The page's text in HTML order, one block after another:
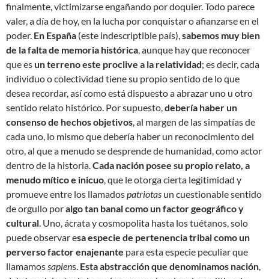
finalmente, victimizarse engañando por doquier. Todo parece
valer, a día de hoy, en la lucha por conquistar o afianzarse en el
poder. En España (este indescriptible país),sabemos muy bien
de la falta de memoria histórica, aunque hay que reconocer
que esun terreno este proclive a la relatividad; es decir, cada
individuo o colectividad tiene su propio sentido de lo que
desea recordar, así como está dispuesto a abrazar uno u otro
sentido relato histórico. Por supuesto,debería haber un
consenso de hechos objetivos, al margen de las simpatías de
cada uno, lo mismo que debería haber un reconocimiento del
otro, al que a menudo se desprende de humanidad, como actor
dentro de la historia.Cada nación posee su propio relato, a
menudo mítico e inicuo, que le otorga cierta legitimidad y
promueve entre los llamadospatriotas un cuestionable sentido
de orgullo poralgo tan banal como un factor geográfico y
cultural. Uno, ácrata y cosmopolita hasta los tuétanos, solo
puede observar esa especie de pertenencia tribal como un
perverso factor enajenante para esta especie peculiar que
llamamossapiens. Esta abstracción que denominamos nación,